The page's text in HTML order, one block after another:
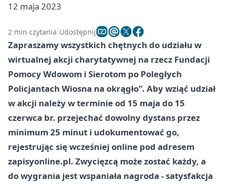
12 maja 2023
2 min czytania Udostępnij
Zapraszamy wszystkich chętnych do udziału w
wirtualnej akcji charytatywnej na rzecz Fundacji
Pomocy Wdowom i Sierotom po Poległych
Policjantach Wiosna na okrągło”. Aby wziąć udział
w akcji należy w terminie od 15 maja do 15
czerwca br. przejechać dowolny dystans przez
minimum 25 minut i udokumentować go,
rejestrując się wcześniej online pod adresem
zapisyonline.pl. Zwycięzcą może zostać każdy, a
do wygrania jest wspaniała nagroda - satysfakcja